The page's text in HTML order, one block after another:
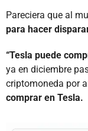
Pareciera que al
para hacer
“Tesla puede
ya en diciembre
criptomoneda por
comprar en Tesla.